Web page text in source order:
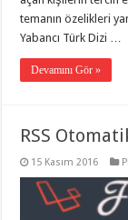
temanın özelikleri
Yabancı Türk Dizi …
Devamını Gör »
RSS
15 Kasım 2016